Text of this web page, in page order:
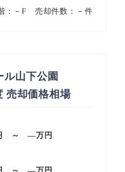
：－F 売却件数：－件
ル山下公園
売却価格相場
～—万円
～—万円